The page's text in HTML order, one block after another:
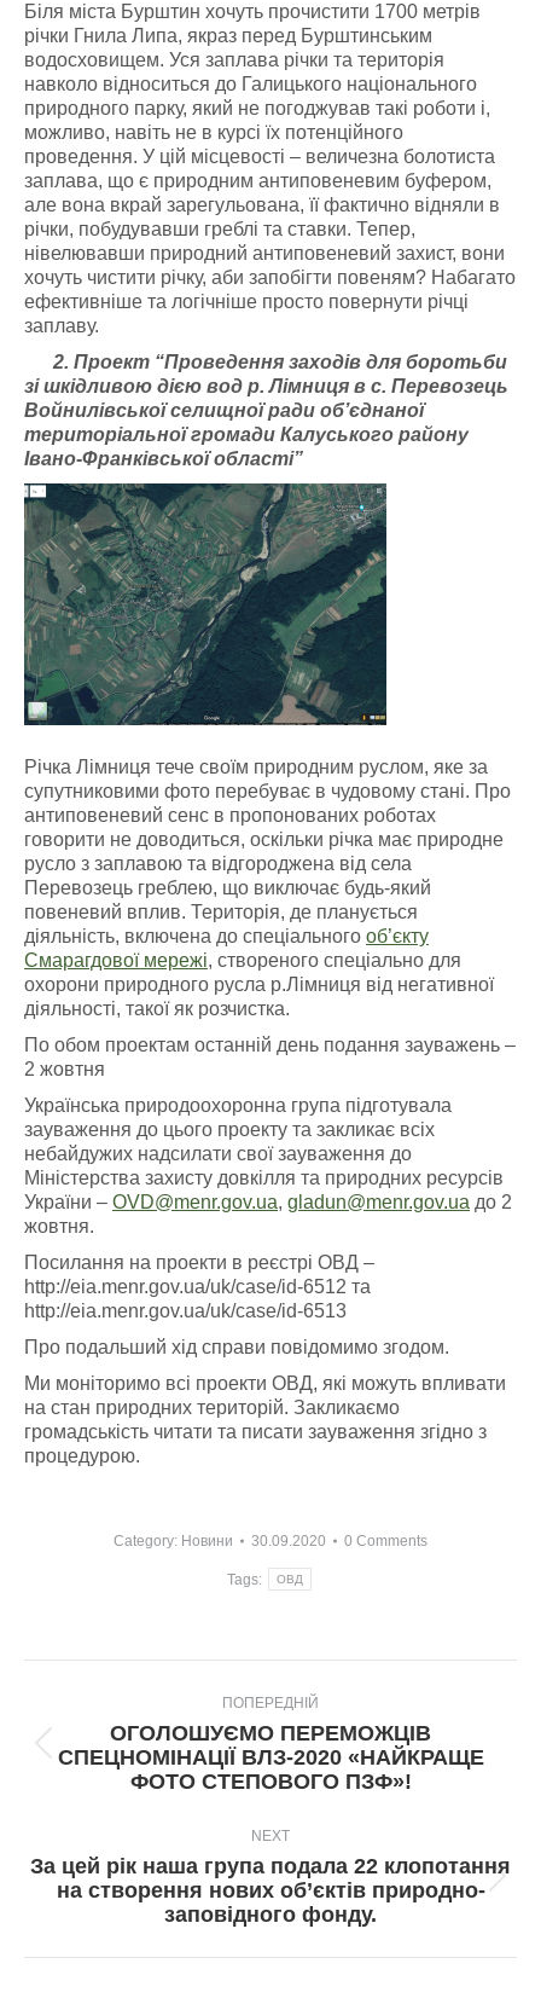
Біля міста Бурштин хочуть прочистити 1700 метрів
річки Гнила Липа, якраз перед Бурштинським
водосховищем. Уся заплава річки та територія
навколо відноситься до Галицького національного
природного парку, який не погоджував такі роботи і,
можливо, навіть не в курсі їх потенційного
проведення. У цій місцевості – величезна болотиста
заплава, що є природним антиповеневим буфером,
але вона вкрай зарегульована, її фактично відняли в
річки, побудувавши греблі та ставки. Тепер,
нівелювавши природний антиповеневий захист, вони
хочуть чистити річку, аби запобігти повеням? Набагато
ефективніше та логічніше просто повернути річці
заплаву.
2. Проект “Проведення заходів для боротьби
зі шкідливою дією вод р. Лімниця в с. Перевозець
Войнилівської селищної ради об’єднаної
територіальної громади Калуського району
Івано-Франківської області”
Річка Лімниця тече своїм природним руслом, яке за
супутниковими фото перебуває в чудовому стані. Про
антиповеневий сенс в пропонованих роботах
говорити не доводиться, оскільки річка має природне
русло з заплавою та відгороджена від села
Перевозець греблею, що виключає будь-який
повеневий вплив. Територія, де планується
діяльність, включена до спеціального об’єкту
Смарагдової мережі, створеного спеціально для
охорони природного русла р.Лімниця від негативної
діяльності, такої як розчистка.
По обом проектам останній день подання зауважень –
2 жовтня
Українська природоохоронна група підготувала
зауваження до цього проекту та закликає всіх
небайдужих надсилати свої зауваження до
Міністерства захисту довкілля та природних ресурсів
України – OVD@menr.gov.ua, gladun@menr.gov.ua до 2
жовтня.
Посилання на проекти в реєстрі ОВД –
http://eia.menr.gov.ua/uk/case/id-6512 та
http://eia.menr.gov.ua/uk/case/id-6513
Про подальший хід справи повідомимо згодом.
Ми моніторимо всі проекти ОВД, які можуть впливати
на стан природних територій. Закликаємо
громадськість читати та писати зауваження згідно з
процедурою.
Category: Новини 30.09.2020 0 Comments
Tags: ОВД
ПОПЕРЕДНІЙ
Попередній
пост:
ОГОЛОШУЄМО ПЕРЕМОЖЦІВ
СПЕЦНОМІНАЦІЇ ВЛЗ-2020 «НАЙКРАЩЕ
ФОТО СТЕПОВОГО ПЗФ»!
NEXT
Next
post:
За цей рік наша група подала 22 клопотання
на створення нових об’єктів природно-
заповідного фонду.